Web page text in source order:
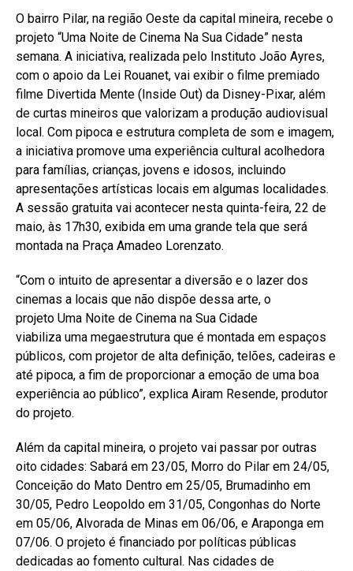
O bairro Pilar, na região Oeste da capital mineira, recebe o
projeto “Uma Noite de Cinema Na Sua Cidade” nesta
semana. A iniciativa, realizada pelo Instituto João Ayres,
com o apoio da Lei Rouanet, vai exibir o filme premiado
filme Divertida Mente (Inside Out) da Disney-Pixar, além
de curtas mineiros que valorizam a produção audiovisual
local. Com pipoca e estrutura completa de som e imagem,
a iniciativa promove uma experiência cultural acolhedora
para famílias, crianças, jovens e idosos, incluindo
apresentações artísticas locais em algumas localidades.
A sessão gratuita vai acontecer nesta quinta-feira, 22 de
maio, às 17h30, exibida em uma grande tela que será
montada na Praça Amadeo Lorenzato.
“Com o intuito de apresentar a diversão e o lazer dos
cinemas a locais que não dispõe dessa arte, o
projeto Uma Noite de Cinema na Sua Cidade
viabiliza uma megaestrutura que é montada em espaços
públicos, com projetor de alta definição, telões, cadeiras e
até pipoca, a fim de proporcionar a emoção de uma boa
experiência ao público”, explica Airam Resende, produtor
do projeto.
Além da capital mineira, o projeto vai passar por outras
oito cidades: Sabará em 23/05, Morro do Pilar em 24/05,
Conceição do Mato Dentro em 25/05, Brumadinho em
30/05, Pedro Leopoldo em 31/05, Congonhas do Norte
em 05/06, Alvorada de Minas em 06/06, e Araponga em
07/06. O projeto é financiado por políticas públicas
dedicadas ao fomento cultural. Nas cidades de